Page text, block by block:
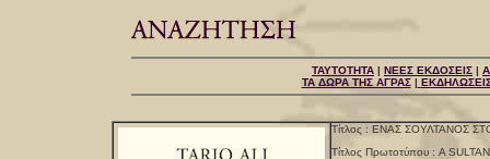
ΤΑΥΤΟΤΗΤΑ | ΝΕΕΣ ΕΚΔΟΣΕΙΣ |
ΤΑ ΔΩΡΑ ΤΗΣ ΑΓΡΑΣ|
Τίτλος : ΕΝΑΣ ΣΟΥΛΤΑΝΟΣ
Τίτλος Πρωτοτύπου : A